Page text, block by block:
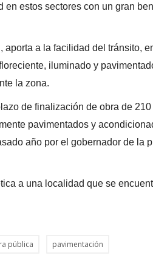
estos sectores con un gran
aporta a la facilidad del tránsito,
iluminado y
la zona.
de finalización de obra de
pavimentados y
año por el gobernador de la
a una localidad que se
pública pavimentación